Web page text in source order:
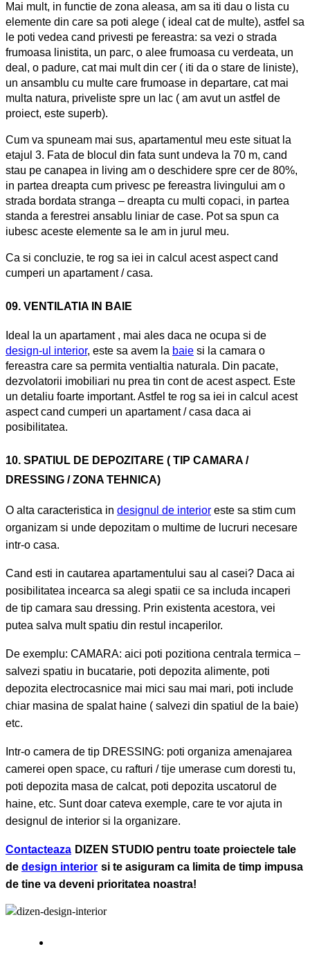
Mai mult, in functie de zona aleasa, am sa iti dau o lista cu
elemente din care sa poti alege ( ideal cat de multe), astfel sa
le poti vedea cand privesti pe fereastra: sa vezi o strada
frumoasa linistita, un parc, o alee frumoasa cu verdeata, un
deal, o padure, cat mai mult din cer ( iti da o stare de liniste),
un ansamblu cu multe care frumoase in departare, cat mai
multa natura, priveliste spre un lac ( am avut un astfel de
proiect, este superb).
Cum va spuneam mai sus, apartamentul meu este situat la
etajul 3. Fata de blocul din fata sunt undeva la 70 m, cand
stau pe canapea in living am o deschidere spre cer de 80%,
in partea dreapta cum privesc pe fereastra livingului am o
strada bordata stranga – dreapta cu multi copaci, in partea
standa a ferestrei ansablu liniar de case. Pot sa spun ca
iubesc aceste elemente sa le am in jurul meu.
Ca si concluzie, te rog sa iei in calcul acest aspect cand
cumperi un apartament / casa.
09. VENTILATIA IN BAIE
Ideal la un apartament , mai ales daca ne ocupa si de
design-ul interior, este sa avem la baie si la camara o
fereastra care sa permita ventialtia naturala. Din pacate,
dezvolatorii imobiliari nu prea tin cont de acest aspect. Este
un detaliu foarte important. Astfel te rog sa iei in calcul acest
aspect cand cumperi un apartament / casa daca ai
posibilitatea.
10. SPATIUL DE DEPOZITARE ( TIP CAMARA /
DRESSING / ZONA TEHNICA)
O alta caracteristica in designul de interior este sa stim cum
organizam si unde depozitam o multime de lucruri necesare
intr-o casa.
Cand esti in cautarea apartamentului sau al casei? Daca ai
posibilitatea incearca sa alegi spatii ce sa includa incaperi
de tip camara sau dressing. Prin existenta acestora, vei
putea salva mult spatiu din restul incaperilor.
De exemplu: CAMARA: aici poti pozitiona centrala termica –
salvezi spatiu in bucatarie, poti depozita alimente, poti
depozita electrocasnice mai mici sau mai mari, poti include
chiar masina de spalat haine ( salvezi din spatiul de la baie)
etc.
Intr-o camera de tip DRESSING: poti organiza amenajarea
camerei open space, cu rafturi / tije umerase cum doresti tu,
poti depozita masa de calcat, poti depozita uscatorul de
haine, etc. Sunt doar cateva exemple, care te vor ajuta in
designul de interior si la organizare.
Contacteaza DIZEN STUDIO pentru toate proiectele tale
de design interior si te asiguram ca limita de timp impusa
de tine va deveni prioritatea noastra!